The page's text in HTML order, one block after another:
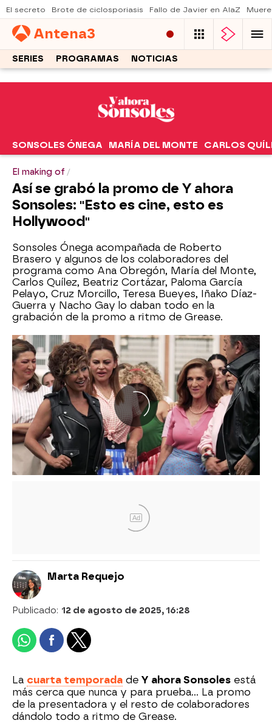
El secreto Brote de ciclosporiasis Fallo de Javier en AlaZ
Antena3
SERIES PROGRAMAS NOTICIAS
SONSOLES ÓNEGA MARÍA DEL MONTE CARLOS
El making of
Así se grabó la promo de Y ahora
Sonsoles: "Esto es cine, esto es
Hollywood"
Sonsoles Ónega acompañada de Roberto
Brasero y algunos de los colaboradores del
programa como Ana Obregón, María del Monte,
Carlos Quílez, Beatriz Cortázar, Paloma García
Pelayo, Cruz Morcillo, Teresa Bueyes, Iñako Díaz-
Guerra y Nacho Gay lo daban todo en la
grabación de la promo a ritmo de Grease.
Ad
Marta Requejo
Publicado: 12 de agosto de 2025, 16:28
La cuarta temporada de Y ahora Sonsoles está
más cerca que nunca y para prueba... La promo
de la presentadora y el resto de colaboradores
dándolo todo a ritmo de Grease.